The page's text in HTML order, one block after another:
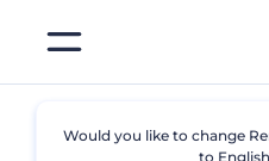
Would you like to change
to